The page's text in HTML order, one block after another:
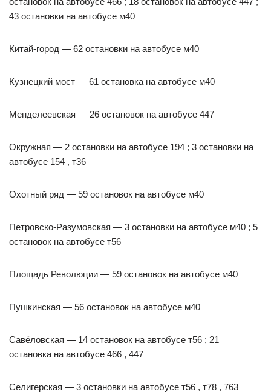
43 остановки на автобусе м40
Китай-город — 62 остановки на автобусе м40
Кузнецкий мост — 61 остановка на автобусе м40
Менделеевская — 26 остановок на автобусе 447
Окружная — 2 остановки на автобусе 194 ; 3 остановки на
автобусе 154 , т36
Охотный ряд — 59 остановок на автобусе м40
Петровско-Разумовская — 3 остановки на автобусе м40 ; 5
остановок на автобусе т56
Площадь Революции — 59 остановок на автобусе м40
Пушкинская — 56 остановок на автобусе м40
Савёловская — 14 остановок на автобусе т56 ; 21
остановка на автобусе 466 , 447
Селигерская — 3 остановки на автобусе т56 , т78 , 763